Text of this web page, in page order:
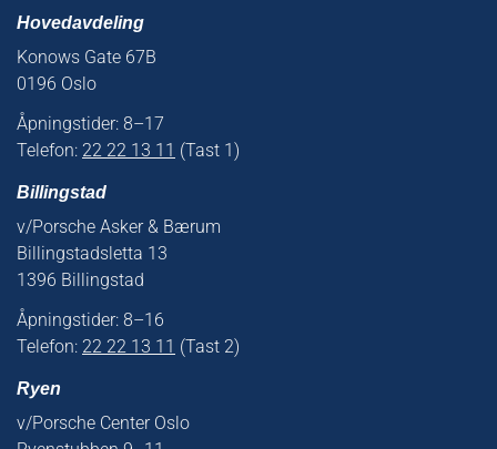
Hovedavdeling
Konows Gate 67B
0196 Oslo
Åpningstider: 8–17
Telefon: 22 22 13 11 (Tast 1)
Billingstad
v/Porsche Asker & Bærum
Billingstadsletta 13
1396 Billingstad
Åpningstider: 8–16
Telefon: 22 22 13 11 (Tast 2)
Ryen
v/Porsche Center Oslo